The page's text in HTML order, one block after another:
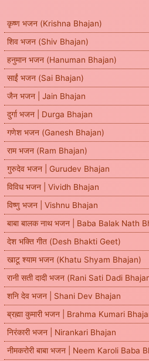
कृष्ण भजन (Krishna Bhajan)
शिव भजन (Shiv Bhajan)
हनुमान भजन (Hanuman Bhajan)
साईं भजन (Sai Bhajan)
जैन भजन | Jain Bhajan
दुर्गा भजन | Durga Bhajan
गणेश भजन (Ganesh Bhajan)
राम भजन (Ram Bhajan)
गुरुदेव भजन | Gurudev Bhajan
विविध भजन | Vividh Bhajan
विष्णु भजन | Vishnu Bhajan
बाबा बालक नाथ भजन | Baba Balak Nath
देश भक्ति गीत (Desh Bhakti Geet)
खाटू श्याम भजन (Khatu Shyam Bhajan)
रानी सती दादी भजन (Rani Sati Dadi
शनि देव भजन | Shani Dev Bhajan
ब्रह्मा कुमारी भजन | Brahma Kumari
निरंकारी भजन | Nirankari Bhajan
नीमकरोरी बाबा भजन | Neem Karoli Baba